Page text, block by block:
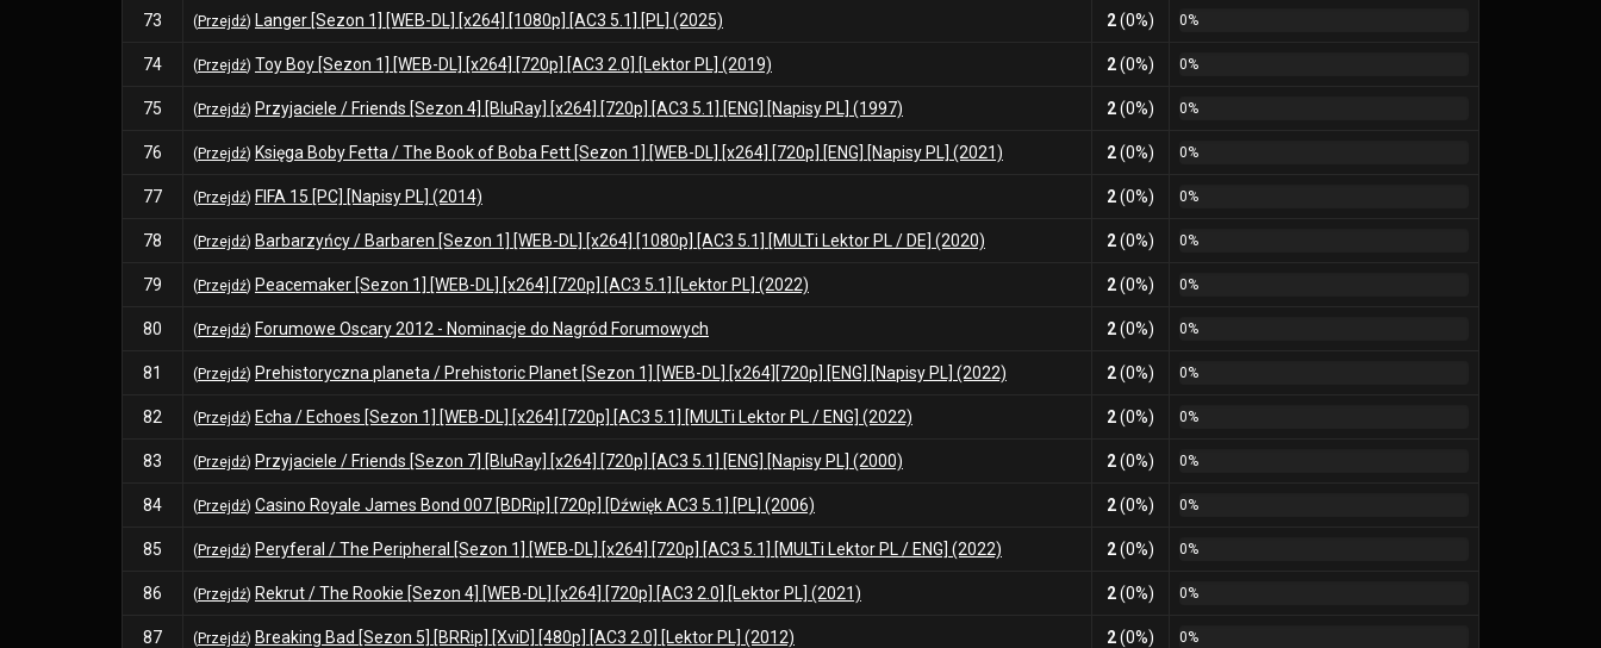
73 ( Przejdź) Langer [Sezon 1] [WEB-DL] [x264] [1080p] [AC3 5.1] [PL] (2025) 2(0%) 0%
74 ( Przejdź) Toy Boy [Sezon 1] [WEB-DL] [x264] [720p] [AC3 2.0] [Lektor PL] (2019) 2(0%) 0%
75 ( Przejdź) Przyjaciele / Friends [Sezon 4] [BluRay] [x264] [720p] [AC3 5.1] [ENG] [Napisy PL] (1997) 2(0%) 0%
76 ( Przejdź) Księga Boby Fetta / The Book of Boba Fett [Sezon 1] [WEB-DL] [x264] [720p] [ENG] [Napisy PL] (2021) 2(0%) 0%
77 ( Przejdź) FIFA 15 [PC] [Napisy PL] (2014) 2(0%) 0%
78 ( Przejdź) Barbarzyńcy / Barbaren [Sezon 1] [WEB-DL] [x264] [1080p] [AC3 5.1] [MULTi Lektor PL / DE] (2020) 2(0%) 0%
79 ( Przejdź) Peacemaker [Sezon 1] [WEB-DL] [x264] [720p] [AC3 5.1] [Lektor PL] (2022) 2(0%) 0%
80 ( Przejdź) Forumowe Oscary 2012 - Nominacje do Nagród Forumowych 2(0%) 0%
81 ( Przejdź) Prehistoryczna planeta / Prehistoric Planet [Sezon 1] [WEB-DL] [x264][720p] [ENG] [Napisy PL] (2022) 2(0%) 0%
82 ( Przejdź) Echa / Echoes [Sezon 1] [WEB-DL] [x264] [720p] [AC3 5.1] [MULTi Lektor PL / ENG] (2022) 2(0%) 0%
83 ( Przejdź) Przyjaciele / Friends [Sezon 7] [BluRay] [x264] [720p] [AC3 5.1] [ENG] [Napisy PL] (2000) 2(0%) 0%
84 ( Przejdź) Casino Royale James Bond 007 [BDRip] [720p] [Dźwięk AC3 5.1] [PL] (2006) 2(0%) 0%
85 ( Przejdź) Peryferal / The Peripheral [Sezon 1] [WEB-DL] [x264] [720p] [AC3 5.1] [MULTi Lektor PL / ENG] (2022) 2(0%) 0%
86 ( Przejdź) Rekrut / The Rookie [Sezon 4] [WEB-DL] [x264] [720p] [AC3 2.0] [Lektor PL] (2021) 2(0%) 0%
87 ( Przejdź) Breaking Bad [Sezon 5] [BRRip] [XviD] [480p] [AC3 2.0] [Lektor PL] (2012) 2(0%) 0%